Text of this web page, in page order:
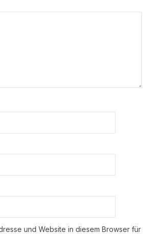
und Website in diesem Browser für